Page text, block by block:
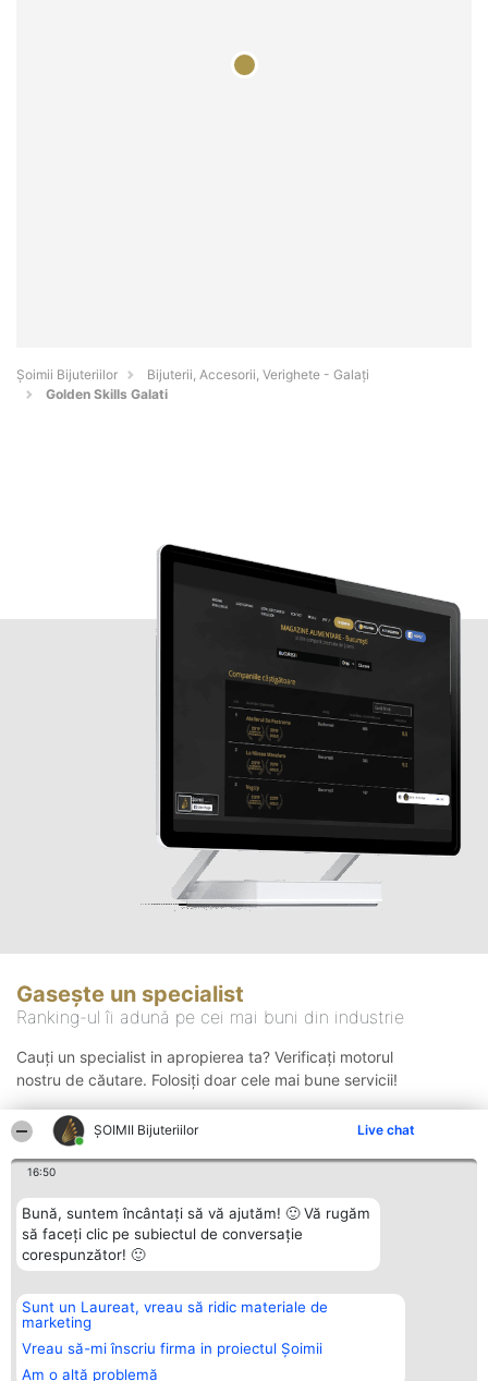
ŞOIMII Bijuteriilor Live chat
16:50
Bună, suntem încântați să vă ajutăm! 🙂 Vă rugăm
să faceți clic pe subiectul de conversație
corespunzător! 🙂
Sunt un Laureat, vreau să ridic materiale de
marketing
Vreau să-mi înscriu firma in proiectul Șoimii
Am o altă problemă
Şoimii Bijuteriilor
Bijuterii, Accesorii, Verighete - Galaţi
Golden Skills Galati
Gasește un specialist
Ranking-ul îi adună pe cei mai buni din industrie
Cauți un specialist in apropierea ta? Verificați motorul
nostru de căutare. Folosiți doar cele mai bune servicii!
Organizator Ranking
BRIGHT SOLUTIONS BR SRL
Aleea Timisul De Sus 2 Bl. A30
Sc. A Et. 4 Ap. 13 Cod 061952
București
Plebiscyt
Lista Tuturor
Laureaților
Contact